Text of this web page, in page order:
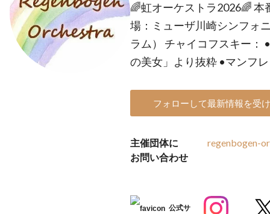
🌈虹オーケストラ2026🌈
場：ミューザ川崎シンフォ
ラム） チャイコフスキー：
の美女」より抜粋 •マンフ
フォローして最新情報を受
主催団体に
お問い合わせ
regenbogen-
公式サ